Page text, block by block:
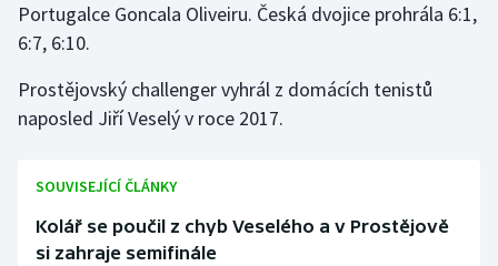
Motorsport
Parasport
Plavání
Plážový volejbal
Portugalce Goncala Oliveiru. Česká dvojice prohrála 6:1,
6:7, 6:10.
Prostějovský challenger vyhrál z domácích tenistů
naposled Jiří Veselý v roce 2017.
SOUVISEJÍCÍ ČLÁNKY
Kolář se poučil z chyb Veselého a v Prostějově
si zahraje semifinále